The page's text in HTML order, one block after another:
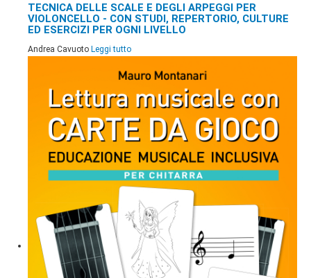
TECNICA DELLE SCALE E DEGLI ARPEGGI PER
VIOLONCELLO - CON STUDI, REPERTORIO, CULTURE
ED ESERCIZI PER OGNI LIVELLO
Andrea Cavuoto Leggi tutto